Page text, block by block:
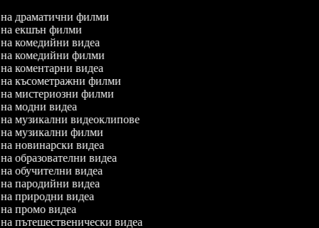
на драматични филми
на екшън филми
на комедийни видеа
на комедийни филми
на коментарни видеа
на късометражни филми
на мистериозни филми
на модни видеа
на музикални видеоклипове
на музикални филми
на новинарски видеа
на образователни видеа
на обучителни видеа
на пародийни видеа
на природни видеа
на промо видеа
на пътешественически видеа